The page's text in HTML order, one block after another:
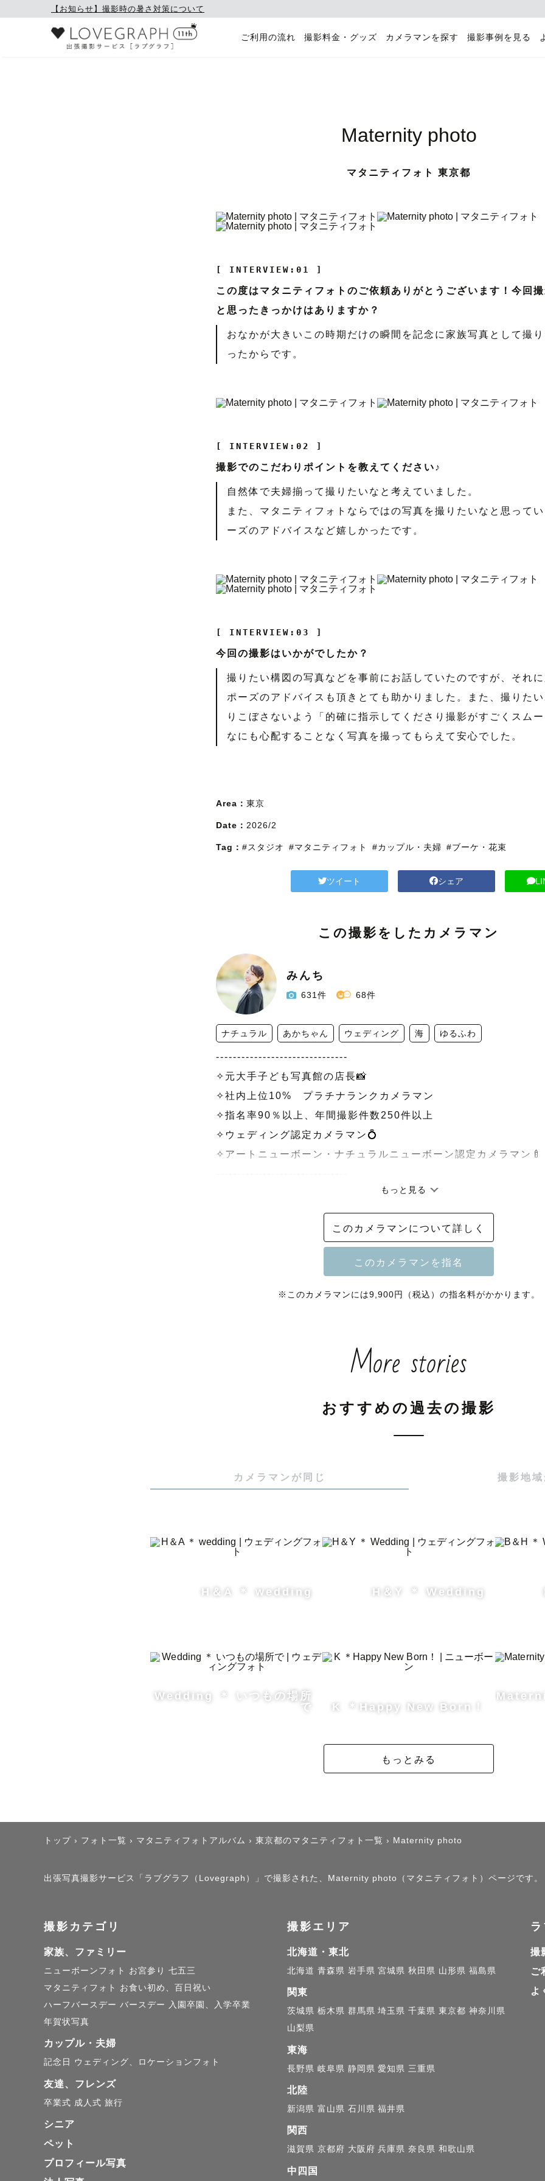
【お知らせ】撮影時の暑さ対策について
ご利用の流れ 撮影料金・グッズ カメラマンを探す 撮影事例を見る
Maternity photo
マタニティフォト 東京都
[ INTERVIEW:01 ]
この度はマタニティフォトのご依頼ありがとうございます！今回撮
と思ったきっかけはありますか？
おなかが大きいこの時期だけの瞬間を記念に家族写真として撮
ったからです。
[ INTERVIEW:02 ]
撮影でのこだわりポイントを教えてください♪
自然体で夫婦揃って撮りたいなと考えていました。
また、マタニティフォトならではの写真を撮りたいなと思って
ーズのアドバイスなど嬉しかったです。
[ INTERVIEW:03 ]
今回の撮影はいかがでしたか？
撮りたい構図の写真などを事前にお話していたのですが、それに
ポーズのアドバイスも頂きとても助かりました。また、撮りた
りこぼさないよう「的確に指示してくださり撮影がすごくスムー
なにも心配することなく写真を撮ってもらえて安心でした。
Area： 東京
Date： 2026/2
Tag： #スタジオ #マタニティフォト #カップル・夫婦 #ブーケ・花束
ツイート シェア
この撮影をしたカメラマン
みんち
631件 68件
ナチュラル あかちゃん ウェディング 海 ゆるふわ
-------------------------------
✧元大手子ども写真館の店長📸
✧社内上位10%　プラチナランクカメラマン
✧指名率90％以上、年間撮影件数250件以上
✧ウェディング認定カメラマン💍
✧アートニューボーン・ナチュラルニューボーン認定カメラマン🍼
はじめまして！ラブグラフカメラマンの　みんち　です。
多くのカメラマンの中から私のページをご覧いただきありがとうご
『特別な一日も何気ない日常も、幸せな非日常に』をモットーに、
カメラマン人生を歩みはじめた日から
”あなたの人生に寄り添えるカメラマン” でありたいと思っています
降スタートがおすすめです✨
お気軽にお問い合わせください！
す！
北海道札幌市生まれ、生粋の道産子
現在転勤族の夫と一緒に東京に住んでいます。
都内の音楽大学卒業後、こどもスタジオのカメラマンとして
０歳から７歳のお子様を中心に撮影をしていました。
スタジオ時代に年間500件以上のキッズ撮影をしておりました！
マタニティやポートレート、成人式写真も撮影経験多数ございま
ドレスとお着物の扱いはお任せください！
どんなお子様ともすぐに仲良くなります❀
一緒に遊びながら、お子様のペースに合わせて自然な表情を撮影い
もっと見る
このカメラマンについて詳しく
※このカメラマンには9,900円（税込）の指名料がかかります。
More stories
おすすめの過去の撮影
カメラマンが同じ 撮影地域
H＆A ＊ wedding H＆Y ＊ Wedding
Wedding ＊ いつもの場所
で
K ＊Happy New Born！
もっとみる
トップ › フォト一覧 › マタニティフォトアルバム › 東京都のマタニティフォト一覧 › Maternity photo
出張写真撮影サービス「ラブグラフ（Lovegraph）」で撮影された、Maternity photo（マタニティフォト）ページです。
撮影カテゴリ
家族、ファミリー
ニューボーンフォト お宮参り 七五三
マタニティフォト
お食い初め、百日祝い
ハーフバースデー バースデー
入園卒園、入学卒業
年賀状写真
カップル・夫婦
記念日 ウェディング、ロケーションフォト
友達、フレンズ
卒業式 成人式 旅行
シニア
ペット
プロフィール写真
撮影エリア
北海道・東北
北海道 青森県 岩手県 宮城県 秋田県 山形県 福島県
関東
茨城県 栃木県 群馬県 埼玉県 千葉県 東京都 神奈川県
山梨県
東海
長野県 岐阜県 静岡県 愛知県 三重県
北陸
新潟県 富山県 石川県 福井県
関西
滋賀県 京都府 大阪府 兵庫県 奈良県 和歌山県
中四国
撮
ご
よ